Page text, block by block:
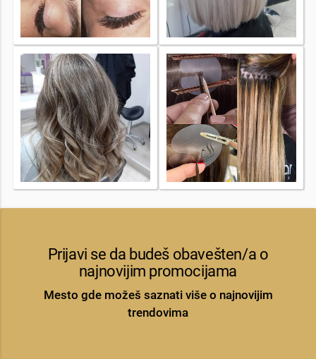
Prijavi se da budeš obavešten/a o
najnovijim promocijama
Mesto gde možeš saznati više o najnovijim
trendovima